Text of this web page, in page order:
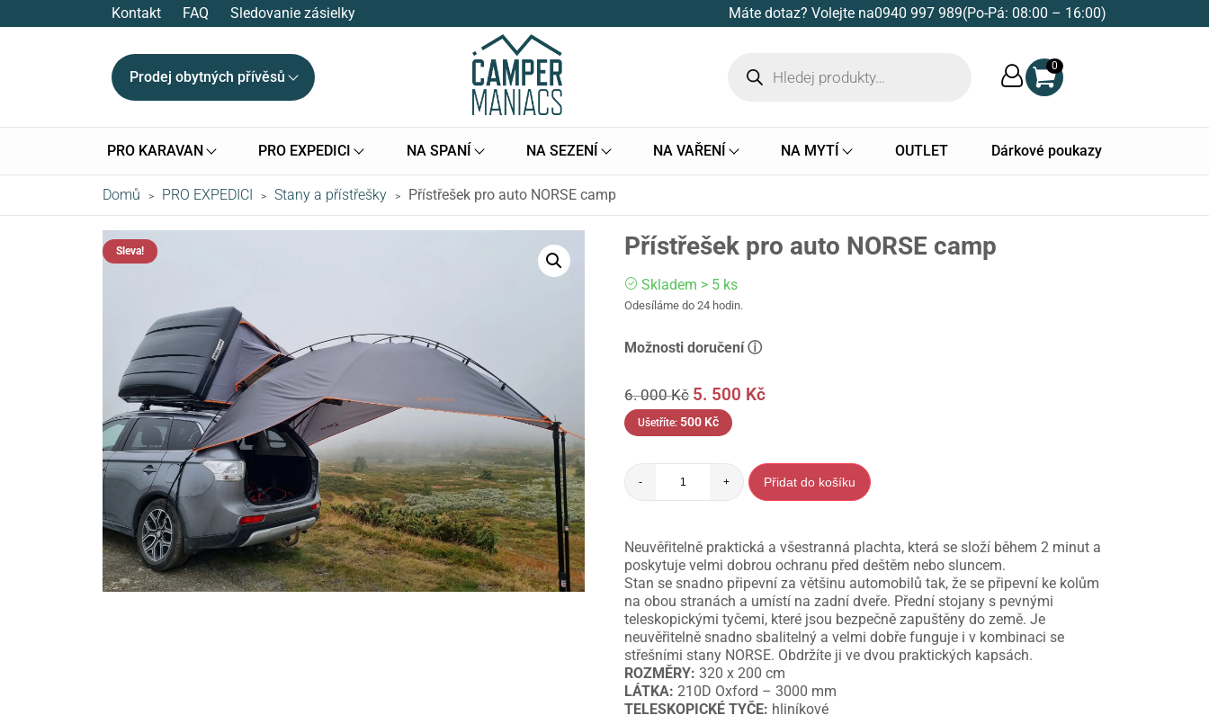
Kontakt FAQ Sledovanie zásielky Máte dotaz? Volejte na0940 997 989(Po-Pá: 08:00 – 16:00)
Prodej obytných přívěsů
0
PRO KARAVAN PRO EXPEDICI NA SPANÍ NA SEZENÍ NA VAŘENÍ NA MYTÍ OUTLET Dárkové poukazy
Domů > PRO EXPEDICI > Stany a přístřešky > Přístřešek pro auto NORSE camp
Sleva! Přístřešek pro auto NORSE camp
Skladem > 5 ks
Odesíláme do 24 hodin.
Možnosti doručení ⓘ
6. 000Kč 5. 500 Kč
Ušetříte: 500 Kč
- + Přidat do košíku
Neuvěřitelně praktická a všestranná plachta, která se složí během 2 minut a
poskytuje velmi dobrou ochranu před deštěm nebo sluncem.
Stan se snadno připevní za většinu automobilů tak, že se připevní ke kolům
na obou stranách a umístí na zadní dveře. Přední stojany s pevnými
teleskopickými tyčemi, které jsou bezpečně zapuštěny do země. Je
neuvěřitelně snadno sbalitelný a velmi dobře funguje i v kombinaci se
střešními stany NORSE. Obdržíte ji ve dvou praktických kapsách.
ROZMĚRY: 320 x 200 cm
LÁTKA: 210D Oxford – 3000 mm
TELESKOPICKÉ TYČE: hliníkové